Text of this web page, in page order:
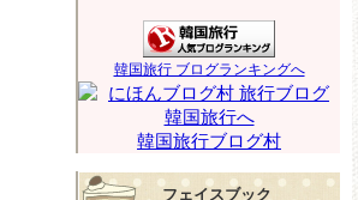
韓国旅行 ブログランキングへ
韓国旅行ブログ村
フェイスブック